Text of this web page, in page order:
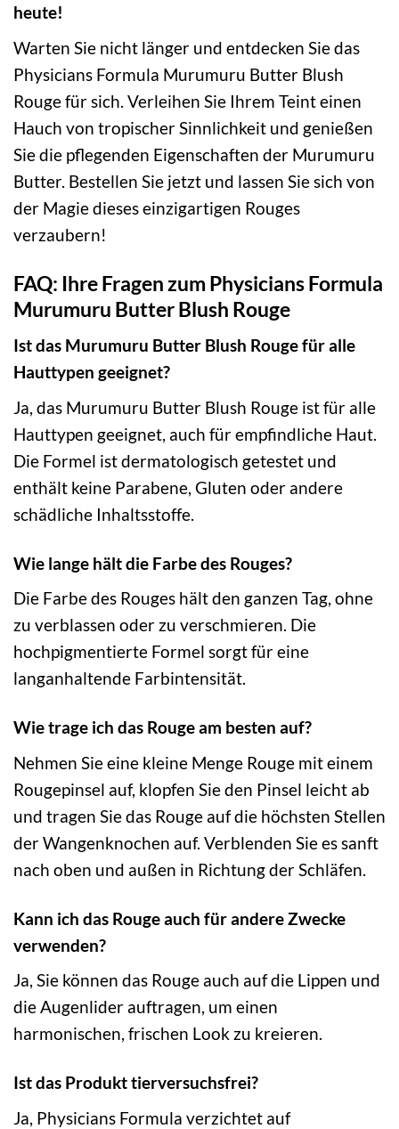
heute!
Warten Sie nicht länger und entdecken Sie das
Physicians Formula Murumuru Butter Blush
Rouge für sich. Verleihen Sie Ihrem Teint einen
Hauch von tropischer Sinnlichkeit und genießen
Sie die pflegenden Eigenschaften der Murumuru
Butter. Bestellen Sie jetzt und lassen Sie sich von
der Magie dieses einzigartigen Rouges
verzaubern!
FAQ: Ihre Fragen zum Physicians Formula
Murumuru Butter Blush Rouge
Ist das Murumuru Butter Blush Rouge für alle
Hauttypen geeignet?
Ja, das Murumuru Butter Blush Rouge ist für alle
Hauttypen geeignet, auch für empfindliche Haut.
Die Formel ist dermatologisch getestet und
enthält keine Parabene, Gluten oder andere
schädliche Inhaltsstoffe.
Wie lange hält die Farbe des Rouges?
Die Farbe des Rouges hält den ganzen Tag, ohne
zu verblassen oder zu verschmieren. Die
hochpigmentierte Formel sorgt für eine
langanhaltende Farbintensität.
Wie trage ich das Rouge am besten auf?
Nehmen Sie eine kleine Menge Rouge mit einem
Rougepinsel auf, klopfen Sie den Pinsel leicht ab
und tragen Sie das Rouge auf die höchsten Stellen
der Wangenknochen auf. Verblenden Sie es sanft
nach oben und außen in Richtung der Schläfen.
Kann ich das Rouge auch für andere Zwecke
verwenden?
Ja, Sie können das Rouge auch auf die Lippen und
die Augenlider auftragen, um einen
harmonischen, frischen Look zu kreieren.
Ist das Produkt tierversuchsfrei?
Ja, Physicians Formula verzichtet auf